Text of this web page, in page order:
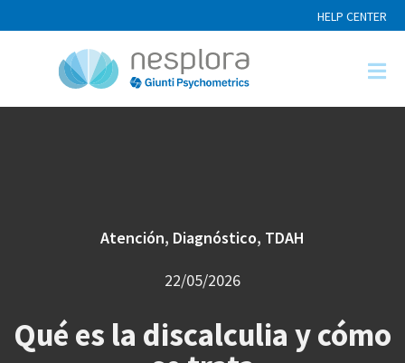
HELP CENTER
Atención, Diagnóstico, TDAH
22/05/2026
Qué es la discalculia y cómo